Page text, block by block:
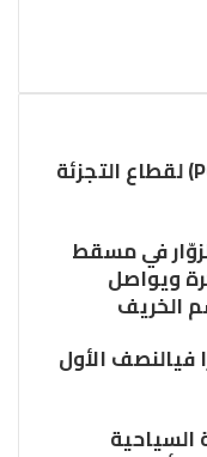
زوهو تطلق حل نقاط البيع (POS) لقطاع التجزئة
في مسقط
ويواصل
الخريف
فيالنصف الأول